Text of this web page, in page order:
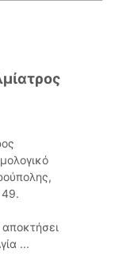
49.
...